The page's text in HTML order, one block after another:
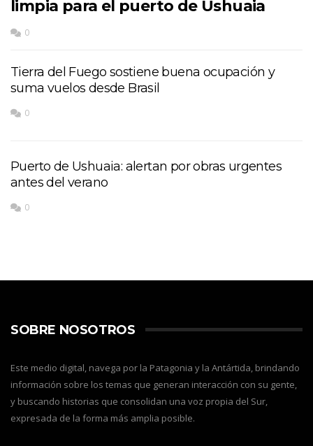
limpia para el puerto de Ushuaia
0
Tierra del Fuego sostiene buena ocupación y
suma vuelos desde Brasil
0
Puerto de Ushuaia: alertan por obras urgentes
antes del verano
0
SOBRE NOSOTROS
Este medio digital, navega por la Patagonia y la Antártida, brindando
información sobre los temas que generan interacción con su gente,
y buscando historias que consolidan una voz propia del Sur,
expresada de la forma más amplia posible.